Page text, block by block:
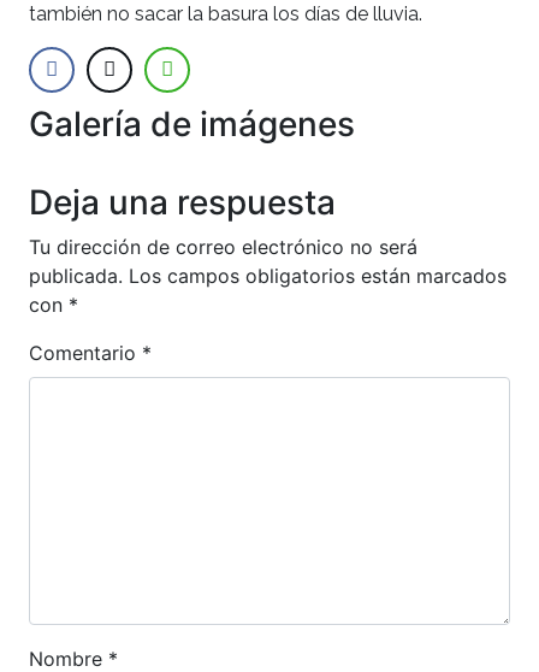
también no sacar la basura los días de lluvia.
Galería de imágenes
Deja una respuesta
Tu dirección de correo electrónico no será
publicada. Los campos obligatorios están marcados
con *
Comentario *
Nombre *